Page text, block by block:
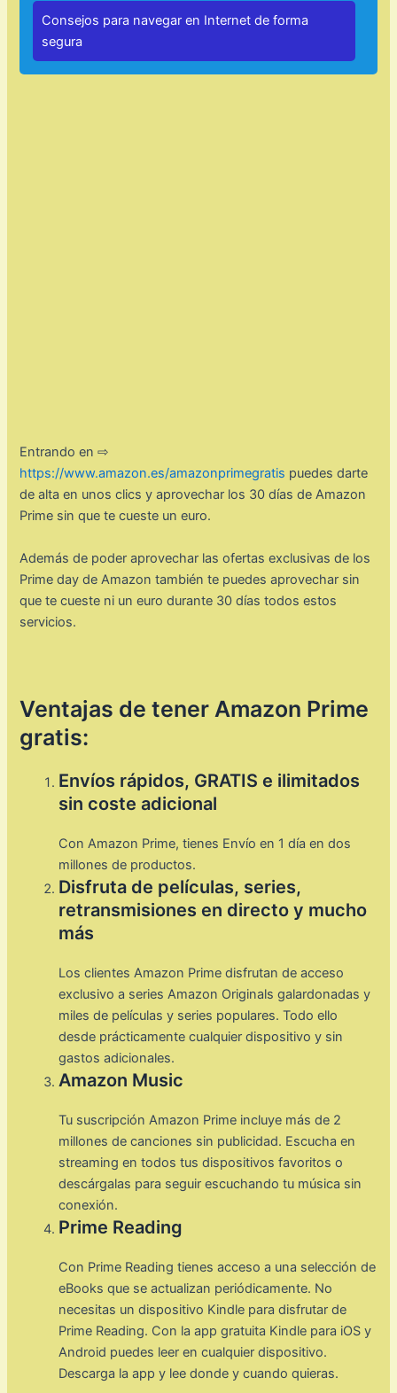
Consejos para navegar en Internet de forma
segura
Entrando en ⇨
https://www.amazon.es/amazonprimegratis puedes darte
de alta en unos clics y aprovechar los 30 días de Amazon
Prime sin que te cueste un euro.
Además de poder aprovechar las ofertas exclusivas de los
Prime day de Amazon también te puedes aprovechar sin
que te cueste ni un euro durante 30 días todos estos
servicios.
Ventajas de tener Amazon Prime
gratis:
Envíos rápidos, GRATIS e ilimitados
sin coste adicional
Con Amazon Prime, tienes Envío en 1 día en dos
millones de productos.
Disfruta de películas, series,
retransmisiones en directo y mucho
más
Los clientes Amazon Prime disfrutan de acceso
exclusivo a series Amazon Originals galardonadas y
miles de películas y series populares. Todo ello
desde prácticamente cualquier dispositivo y sin
gastos adicionales.
Amazon Music
Tu suscripción Amazon Prime incluye más de 2
millones de canciones sin publicidad. Escucha en
streaming en todos tus dispositivos favoritos o
descárgalas para seguir escuchando tu música sin
conexión.
Prime Reading
Con Prime Reading tienes acceso a una selección de
eBooks que se actualizan periódicamente. No
necesitas un dispositivo Kindle para disfrutar de
Prime Reading. Con la app gratuita Kindle para iOS y
Android puedes leer en cualquier dispositivo.
Descarga la app y lee donde y cuando quieras.